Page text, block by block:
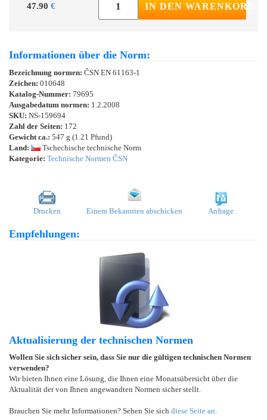
47.90 € IN DEN WARENKORB
Informationen über die Norm:
Bezeichnung normen: ČSN EN 61163-1
Zeichen: 010648
Katalog-Nummer: 79695
Ausgabedatum normen: 1.2.2008
SKU: NS-159694
Zahl der Seiten: 172
Gewicht ca.: 547 g (1.21 Pfund)
Land:
Tschechische technische Norm
Kategorie: Technische Normen ČSN
Drucken Einem Bekannten abschicken Anfrage
Empfehlungen:
Aktualisierung der technischen Normen
Wollen Sie sich sicher sein, dass Sie nur die gültigen technischen Normen
verwenden?
Wir bieten Ihnen eine Lösung, die Ihnen eine Monatsübersicht über die
Aktualität der von Ihnen angewandten Normen sicher stellt.
Brauchen Sie mehr Informationen? Sehen Sie sich diese Seite an